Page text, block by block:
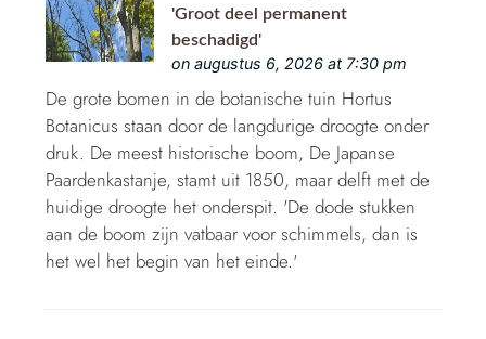
'Groot deel permanent
beschadigd'
on augustus 6, 2026 at 7:30 pm
De grote bomen in de botanische tuin Hortus
Botanicus staan door de langdurige droogte onder
druk. De meest historische boom, De Japanse
Paardenkastanje, stamt uit 1850, maar delft met de
huidige droogte het onderspit. 'De dode stukken
aan de boom zijn vatbaar voor schimmels, dan is
het wel het begin van het einde.'